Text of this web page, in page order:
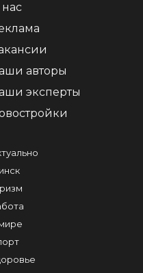
авторы
эксперты